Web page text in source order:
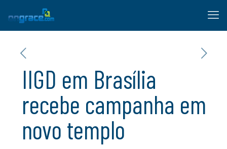
IIGD em Brasília
recebe campanha em
novo templo